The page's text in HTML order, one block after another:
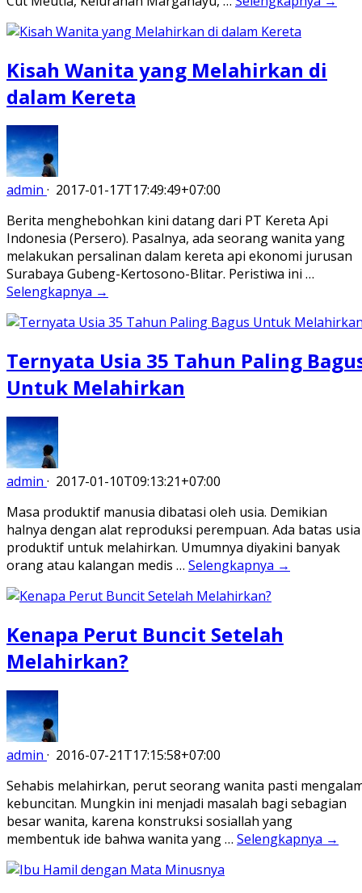
Kisah Wanita yang Melahirkan di
dalam Kereta
admin · 2017-01-17T17:49:49+07:00
Berita menghebohkan kini datang dari PT Kereta Api
Indonesia (Persero). Pasalnya, ada seorang wanita yang
melakukan persalinan dalam kereta api ekonomi jurusan
Surabaya Gubeng-Kertosono-Blitar. Peristiwa ini …
Selengkapnya →
Ternyata Usia 35 Tahun Paling
Untuk Melahirkan
admin · 2017-01-10T09:13:21+07:00
Masa produktif manusia dibatasi oleh usia. Demikian
halnya dengan alat reproduksi perempuan. Ada batas usia
produktif untuk melahirkan. Umumnya diyakini banyak
orang atau kalangan medis … Selengkapnya →
Kenapa Perut Buncit Setelah
Melahirkan?
admin · 2016-07-21T17:15:58+07:00
Sehabis melahirkan, perut seorang wanita pasti
kebuncitan. Mungkin ini menjadi masalah bagi sebagian
besar wanita, karena konstruksi sosiallah yang
membentuk ide bahwa wanita yang … Selengkapnya →